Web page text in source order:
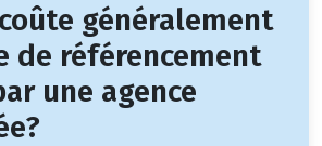
généralement
de référencement
une agence